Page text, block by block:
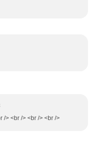
/> <br /> <br /> <br />